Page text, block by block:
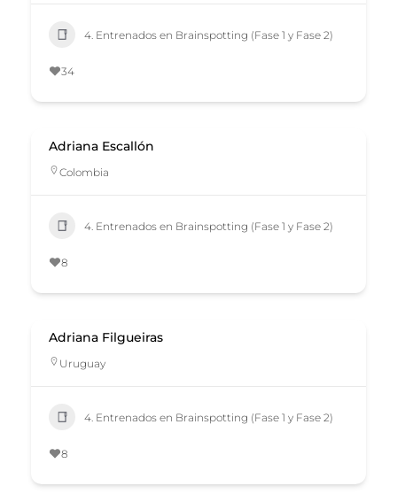
4. Entrenados en Brainspotting (Fase 1 y Fase 2)
34
Adriana Escallón
Colombia
4. Entrenados en Brainspotting (Fase 1 y Fase 2)
8
Adriana Filgueiras
Uruguay
4. Entrenados en Brainspotting (Fase 1 y Fase 2)
8